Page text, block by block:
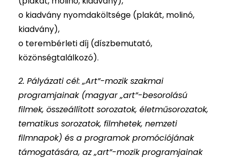
o kiadvány nyomdaköltsége (plakát, molinó,
kiadvány),
o terembérleti díj (díszbemutató,
közönségtalálkozó).
2. Pályázati cél: „Art”-mozik szakmai
programjainak (magyar „art”-besorolású
filmek, összeállított sorozatok, életműsorozatok,
tematikus sorozatok, filmhetek, nemzeti
filmnapok) és a programok promóciójának
támogatására, az „art”-mozik programjainak